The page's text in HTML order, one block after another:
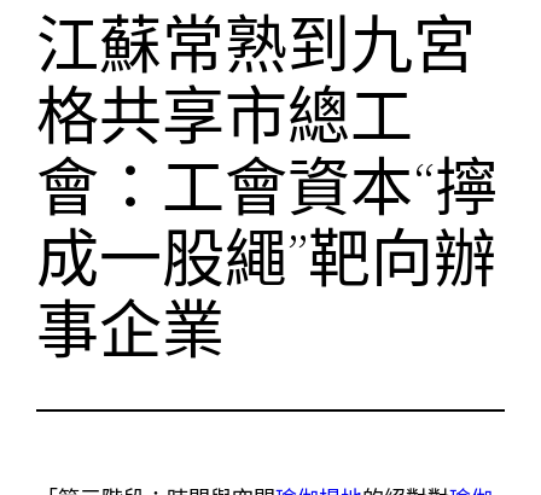
江蘇常熟到九宮
格共享市總工
會：工會資本“擰
成一股繩”靶向辦
事企業